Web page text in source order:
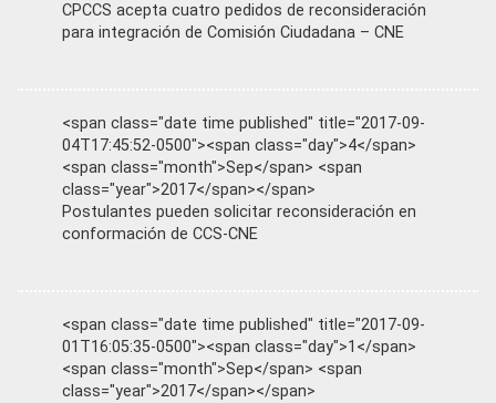
CPCCS acepta cuatro pedidos de reconsideración
para integración de Comisión Ciudadana – CNE
<span class="date time published" title="2017-09-
04T17:45:52-0500"><span class="day">4</span>
<span class="month">Sep</span> <span
class="year">2017</span></span>
Postulantes pueden solicitar reconsideración en
conformación de CCS-CNE
<span class="date time published" title="2017-09-
01T16:05:35-0500"><span class="day">1</span>
<span class="month">Sep</span> <span
class="year">2017</span></span>